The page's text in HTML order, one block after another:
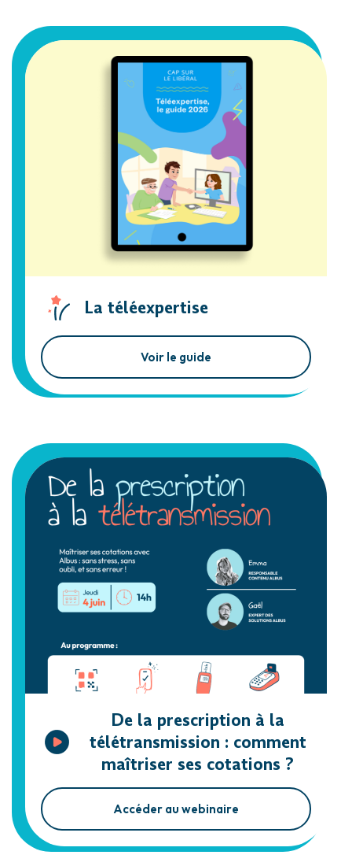
La téléexpertise
Voir le guide
De la prescription à la
télétransmission : comment
maîtriser ses cotations ?
Accéder au webinaire